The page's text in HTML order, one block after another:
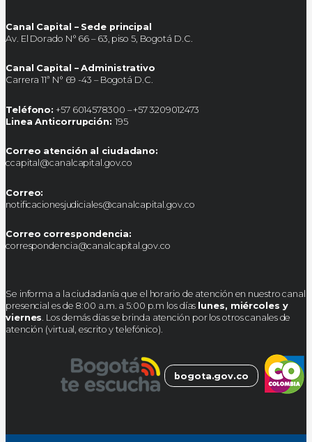
Canal Capital – Sede principal
Av. El Dorado N° 66 – 63, piso 5, Bogotá D.C.
Canal Capital – Administrativo
Carrera 11ª N° 69 -43 – Bogotá D.C.
Teléfono: +57 6014578300 – +57 3209012473
Linea Anticorrupción: 195
Correo atención al ciudadano:
ccapital@canalcapital.gov.co
Correo:
notificacionesjudiciales@canalcapital.gov.co
Correo correspondencia:
correspondencia@canalcapital.gov.co
Se informa a la ciudadanía que el horario de atención en nuestro canal
presencial es de 8:00 a.m. a 5:00 p.m los días lunes, miércoles y
viernes . Los demás días se brinda atención por los otros canales de
atención (virtual, escrito y telefónico).
bogota.gov.co